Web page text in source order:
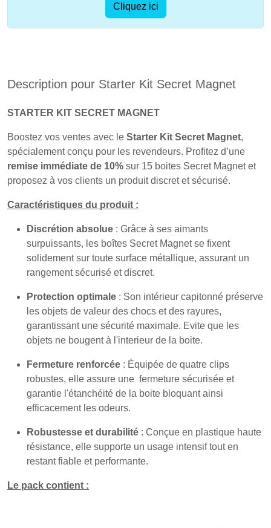
Cliquez ici
Description pour Starter Kit Secret Magnet
STARTER KIT SECRET MAGNET
Boostez vos ventes avec le Starter Kit Secret Magnet,
spécialement conçu pour les revendeurs. Profitez d’une
remise immédiate de 10% sur 15 boites Secret Magnet et
proposez à vos clients un produit discret et sécurisé.
Caractéristiques du produit :
Discrétion absolue : Grâce à ses aimants
surpuissants, les boîtes Secret Magnet se fixent
solidement sur toute surface métallique, assurant un
rangement sécurisé et discret.
Protection optimale : Son intérieur capitonné préserve
les objets de valeur des chocs et des rayures,
garantissant une sécurité maximale. Evite que les
objets ne bougent à l'interieur de la boite.
Fermeture renforcée : Équipée de quatre clips
robustes, elle assure une fermeture sécurisée et
garantie l'étanchéité de la boite bloquant ainsi
efficacement les odeurs.
Robustesse et durabilité : Conçue en plastique haute
résistance, elle supporte un usage intensif tout en
restant fiable et performante.
Le pack contient :